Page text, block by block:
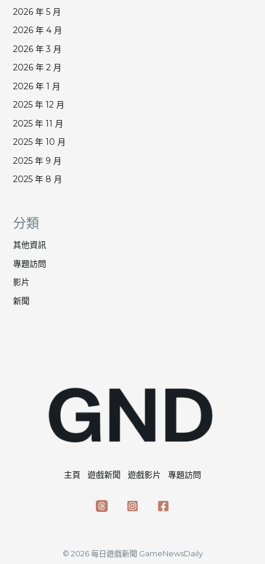
2026 年 5 月
2026 年 4 月
2026 年 3 月
2026 年 2 月
2026 年 1 月
2025 年 12 月
2025 年 11 月
2025 年 10 月
2025 年 9 月
2025 年 8 月
分類
其他資訊
專題訪問
影片
新聞
主頁 遊戲新聞 遊戲影片 專題訪問
© 2026 每日遊戲新聞 GameNewsDaily